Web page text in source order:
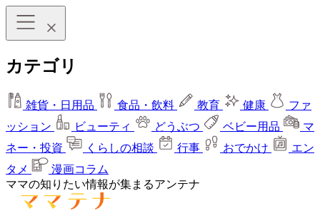
カテゴリ
雑貨・日用品 食品・飲料 教育 健康
ファ
ッション
ビューティ どうぶつ ベビー用品
マ
ネー・投資
くらしの相談 行事 おでかけ
エン
タメ
漫画コラム
ママの知りたい情報が集まるアンテナ